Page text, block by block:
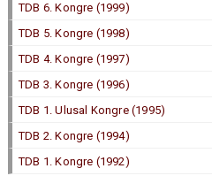
TDB 6. Kongre (1999)
TDB 5. Kongre (1998)
TDB 4. Kongre (1997)
TDB 3. Kongre (1996)
TDB 1. Ulusal Kongre (1995)
TDB 2. Kongre (1994)
TDB 1. Kongre (1992)